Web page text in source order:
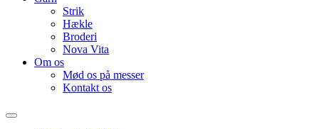
Strik
Hækle
Broderi
Nova Vita
Om os
Mød os på messer
Kontakt os
Menu